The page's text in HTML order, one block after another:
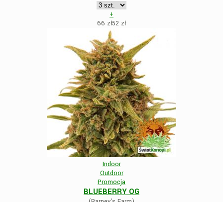
+
66 zł52 zł
Indoor
Outdoor
Promocja
BLUEBERRY OG